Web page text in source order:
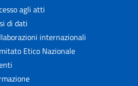
agli atti
di dati
internazionali
Etico Nazionale